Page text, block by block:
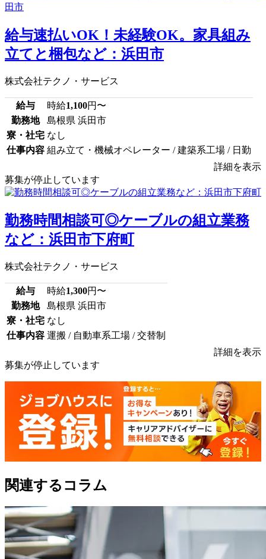
給与速払いOK！未経験OK。家具組み
立てと梱包など：浜田市
株式会社テクノ・サービス
給与 時給1,100円〜
勤務地
島根県 浜田市
寮・社宅 なし
仕事内容 組み立て・機械オペレーター / 建築系工場 / 日勤
詳細を表示
募集が停止しています
勤務時間相談可◎ケーブルの組立業務
など：浜田市下府町
株式会社テクノ・サービス
給与 時給1,300円〜
勤務地
島根県 浜田市
寮・社宅 なし
仕事内容 運搬 / 自動車系工場 / 交替制
詳細を表示
募集が停止しています
関連するコラム